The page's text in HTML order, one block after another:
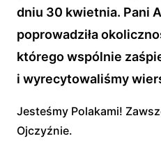
dniu 30 kwietnia. Pani
poprowadziła
którego wspólnie
i wyrecytowaliśmy
Jesteśmy Polakami!
Ojczyźnie.